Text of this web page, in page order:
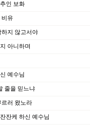
인 보화
비유
하지 않고서야
아니하며
예수님
줄을 믿느냐
르러 왔노라
잔케 하신 예수님